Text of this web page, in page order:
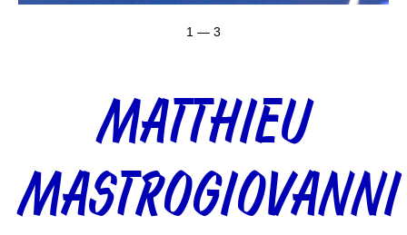
1 — 3
MATTHIEU
MASTROGIOVANNI